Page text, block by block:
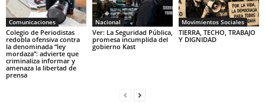
Comunicaciones
Colegio de Periodistas
redobla ofensiva contra
la denominada “ley
mordaza”: advierte que
criminaliza informar y
amenaza la libertad de
prensa
Nacional
Ver: La Seguridad Pública,
promesa incumplida del
gobierno Kast
Movimientos Sociales
TIERRA, TECHO, TRABAJO
Y DIGNIDAD